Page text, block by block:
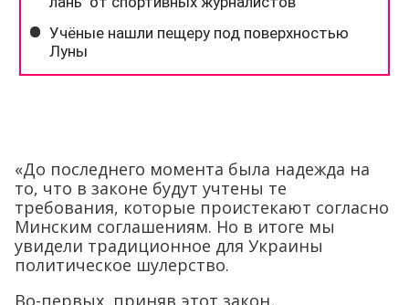
«До последнего момента была надежда на
то, что в законе будут учтены те
требования, которые проистекают согласно
Минским соглашениям. Но в итоге мы
увидели традиционное для Украины
политическое шулерство.
Во-первых, приняв этот закон,